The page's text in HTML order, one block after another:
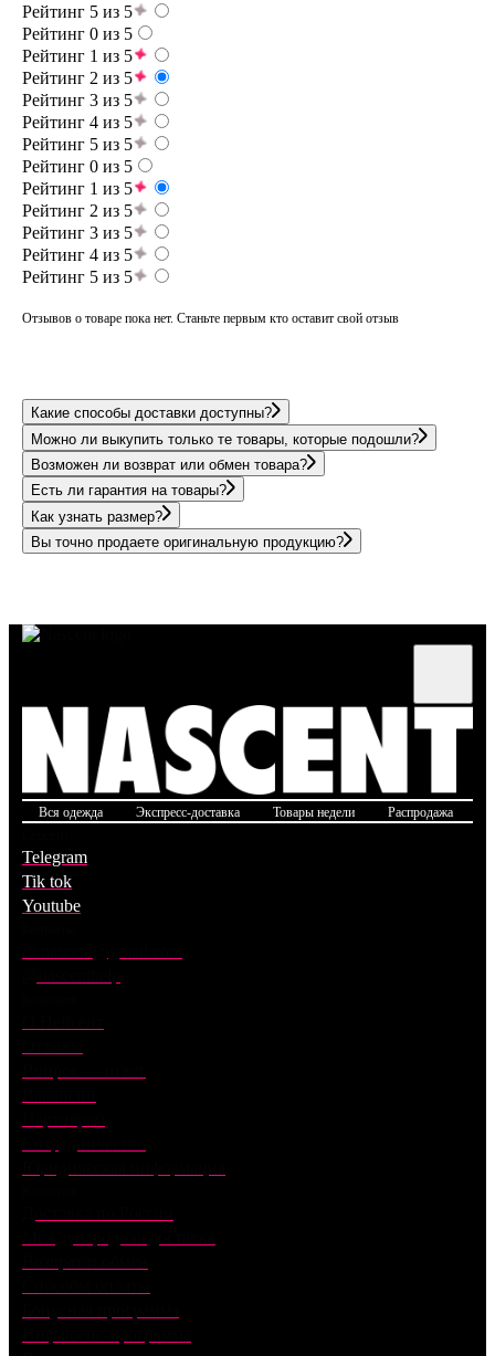
Рейтинг 5 из 5
Рейтинг 0 из 5
Рейтинг 1 из 5
Рейтинг 2 из 5
Рейтинг 3 из 5
Рейтинг 4 из 5
Рейтинг 5 из 5
Рейтинг 0 из 5
Рейтинг 1 из 5
Рейтинг 2 из 5
Рейтинг 3 из 5
Рейтинг 4 из 5
Рейтинг 5 из 5
Отзывов о товаре пока нет. Станьте первым кто оставит свой отзыв
Какие способы доставки доступны?
Можно ли выкупить только те товары, которые подошли?
Возможен ли возврат или обмен товара?
Есть ли гарантия на товары?
Как узнать размер?
Вы точно продаете оригинальную продукцию?
Вся одежда Экспресс-доставка Товары недели Распродажа
Telegram
Tik tok
Youtube